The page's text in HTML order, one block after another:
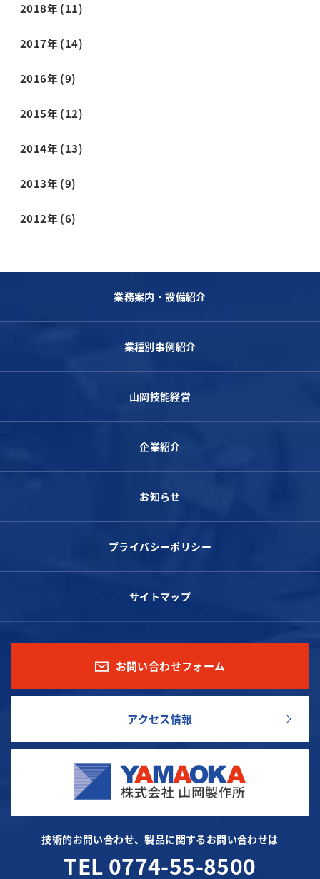
2018年 (11)
2017年 (14)
2016年 (9)
2015年 (12)
2014年 (13)
2013年 (9)
2012年 (6)
業務案内・設備紹介
業種別事例紹介
山岡技能経営
企業紹介
お知らせ
プライバシーポリシー
サイトマップ
技術的お問い合わせ、製品に関するお問い合わせは
TEL 0774-55-8500
お問い合わせフォーム
アクセス情報